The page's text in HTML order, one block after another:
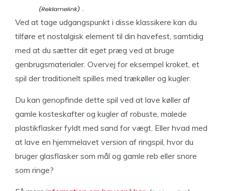
.
Ved at tage udgangspunkt i disse klassikere kan du
tilføre et nostalgisk element til din havefest, samtidig
med at du sætter dit eget præg ved at bruge
genbrugsmaterialer. Overvej for eksempel kroket, et
spil der traditionelt spilles med trækøller og kugler.
Du kan genopfinde dette spil ved at lave køller af
gamle kosteskafter og kugler af robuste, malede
plastikflasker fyldt med sand for vægt. Eller hvad med
at lave en hjemmelavet version af ringspil, hvor du
bruger glasflasker som mål og gamle reb eller snore
som ringe?